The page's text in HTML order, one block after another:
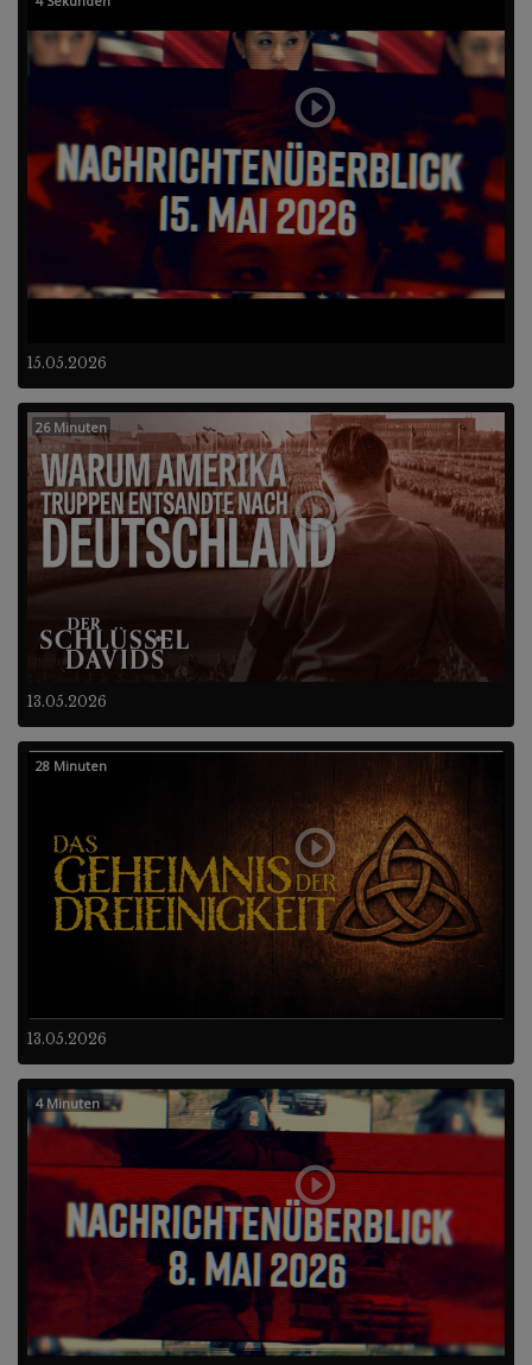
15.05.2026
13.05.2026
26 Minuten
13.05.2026
28 Minuten
4 Minuten